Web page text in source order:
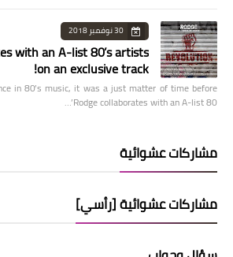
30 نوفمبر 2018
with an A-list 80’s artists
on an exclusive track!
in 80’s music, it was a just matter of time before
Rodge collaborates with an A-list 80’…
مشاركات عشوائية
مشاركات عشوائية [رأسي]